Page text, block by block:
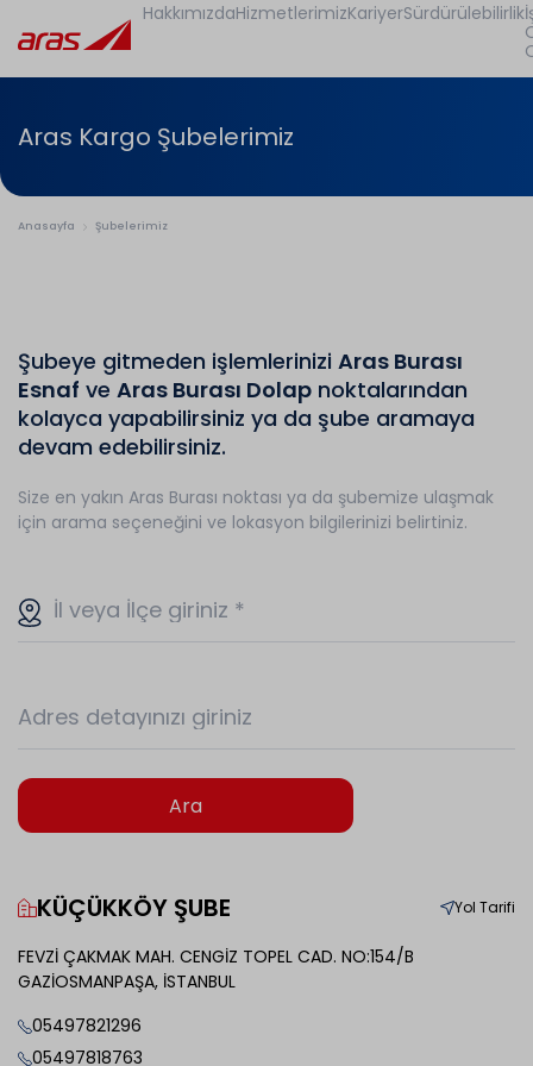
HakkımızdaHizmetlerimizKariyerSürdürülebilirlik
Aras Kargo Şubelerimiz
Anasayfa Şubelerimiz
Şubeye gitmeden işlemlerinizi Aras Burası
Esnaf ve Aras Burası Dolap noktalarından
kolayca yapabilirsiniz ya da şube aramaya
devam edebilirsiniz.
Size en yakın Aras Burası noktası ya da şubemize ulaşmak
için arama seçeneğini ve lokasyon bilgilerinizi belirtiniz.
İl veya İlçe giriniz *
Adres detayınızı giriniz
Ara
KÜÇÜKKÖY ŞUBE Yol Tarifi
FEVZİ ÇAKMAK MAH. CENGİZ TOPEL CAD. NO:154/B
GAZİOSMANPAŞA, İSTANBUL
05497821296
05497818763